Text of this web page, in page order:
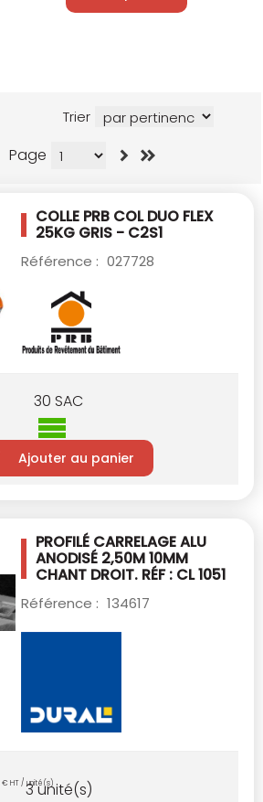
Trier
Page
COLLE PRB COL DUO FLEX
25KG GRIS - C2S1
Référence : 027728
30 SAC
Ajouter au panier
PROFILÉ CARRELAGE ALU
ANODISÉ 2,50M 10MM
CHANT DROIT. RÉF : CL 1051
Référence : 134617
€ HT / unité(s)
3unité(s)